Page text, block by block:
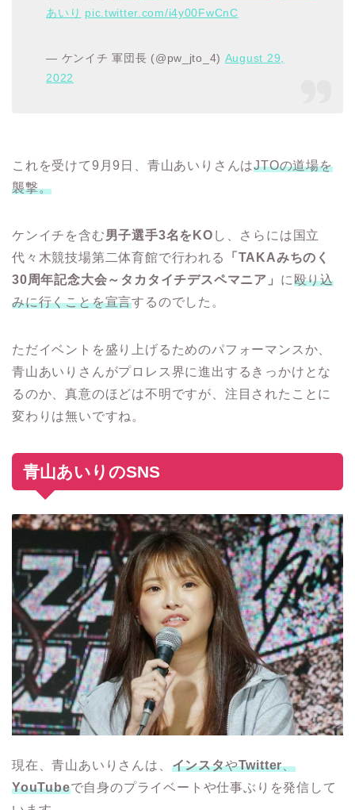
あいり pic.twitter.com/i4y00FwCnC
— ケンイチ 軍団長 (@pw_jto_4) August 29,
2022
これを受けて9月9日、青山あいりさんはJTOの道場を
襲撃。
ケンイチを含む男子選手3名をKO し、さらには国立
代々木競技場第二体育館で行われる
「TAKAみちのく
30周年記念大会～タカタイチデスペマニア」 に殴り込
みに行くことを宣言するのでした。
ただイベントを盛り上げるためのパフォーマンスか、
青山あいりさんがプロレス界に進出するきっかけとな
るのか、真意のほどは不明ですが、注目されたことに
変わりは無いですね。
青山あいりのSNS
現在、青山あいりさんは、 インスタやTwitter、
YouTubeで自身のプライベートや仕事ぶりを発信して